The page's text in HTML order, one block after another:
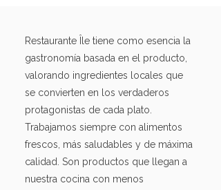
Restaurante Île tiene como esencia la
gastronomía basada en el producto,
valorando ingredientes locales que
se convierten en los verdaderos
protagonistas de cada plato.
Trabajamos siempre con alimentos
frescos, más saludables y de máxima
calidad. Son productos que llegan a
nuestra cocina con menos